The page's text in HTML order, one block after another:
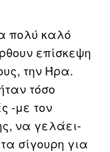
πολύ καλό
επίσκεψη
την Ήρα.
τόσο
-με τον
να γελάει-
σίγουρη για